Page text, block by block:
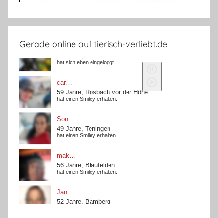
Gerade online auf tierisch-verliebt.de